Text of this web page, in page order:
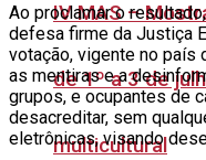
IV MAS –
de 1º a 3 de
multicultural
Ao proclamar o
defesa firme da Justiça
votação, vigente no país
as mentiras e a
grupos, e ocupantes de
desacreditar, sem
eletrônicas, visando